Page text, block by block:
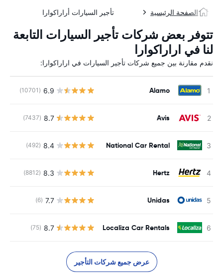
الصفحة الرئيسية تأجير السيارات أراراكوارا
تتوفر بعض شركات تأجير السيارات التابعة
لنا في اراراكوارا
نقدم مقارنة بين جميع شركات تأجير السيارات في اراراكوارا:
Alamo
6.9
(10701)
Avis
8.7
(7437)
National Car Rental
8.4
(492)
Hertz
8.3
(8812)
Unidas
7.7
(6)
Localiza Car Rentals
8.7
(75)
عرض جميع شركات التأجير